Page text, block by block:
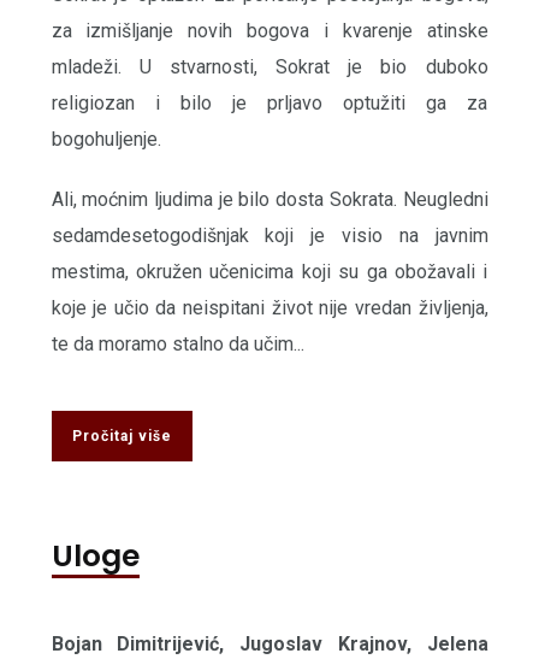
za izmišljanje novih bogova i kvarenje atinske
mladeži. U stvarnosti, Sokrat je bio duboko
religiozan i bilo je prljavo optužiti ga za
bogohuljenje.
Ali, moćnim ljudima je bilo dosta Sokrata. Neugledni
sedamdesetogodišnjak koji je visio na javnim
mestima, okružen učenicima koji su ga obožavali i
koje je učio da neispitani život nije vredan življenja,
te da moramo stalno da učim...
Pročitaj više
Uloge
Bojan Dimitrijević, Jugoslav Krajnov, Jelena